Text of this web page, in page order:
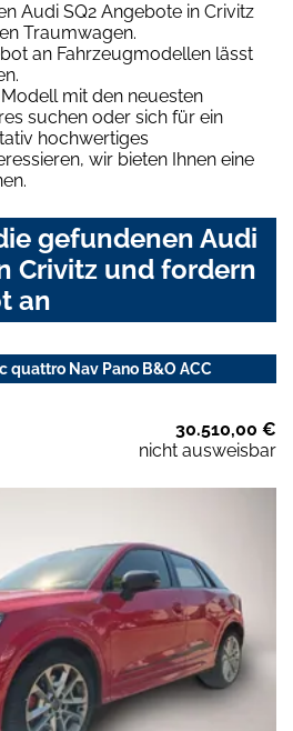
Audi SQ2 Angebote in Crivitz
Traumwagen.
an Fahrzeugmodellen lässt
mit den neuesten
suchen oder sich für ein
hochwertiges
wir bieten Ihnen eine
gefundenen Audi
Crivitz und fordern
an
quattro Nav Pano B&O ACC
30.510,00 €
nicht ausweisbar